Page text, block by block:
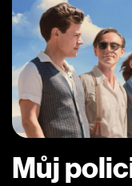
Můj